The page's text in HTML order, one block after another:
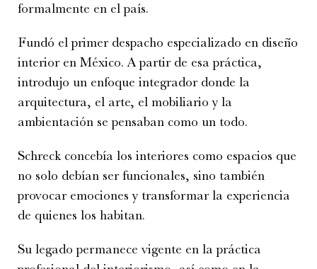
formalmente en el país.
Fundó el primer despacho especializado en diseño
interior en México. A partir de esa práctica,
introdujo un enfoque integrador donde la
arquitectura, el arte, el mobiliario y la
ambientación se pensaban como un todo.
Schreck concebía los interiores como espacios que
no solo debían ser funcionales, sino también
provocar emociones y transformar la experiencia
de quienes los habitan.
Su legado permanece vigente en la práctica